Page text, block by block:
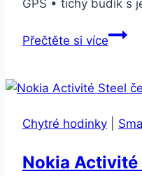
GPS • tichý budík s
Přečtěte si více
5-
Chytré hodinky
Nokia Activité